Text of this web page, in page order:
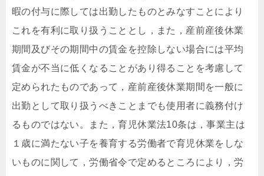
暇の付与に際しては出勤したものとみなすことにより
これを有利に取り扱うこととし，また，産前産後休業
期間及びその期間中の賃金を控除しない場合には平均
賃金が不当に低くなることがあり得ることを考慮して
定められたものであって，産前産後休業期間を一般に
出勤として取り扱うべきことまでも使用者に義務付け
るものではない。また，育児休業法10条は，事業主は
１歳に満たない子を養育する労働者で育児休業をしな
いものに関して，労働省令で定めるところにより，労